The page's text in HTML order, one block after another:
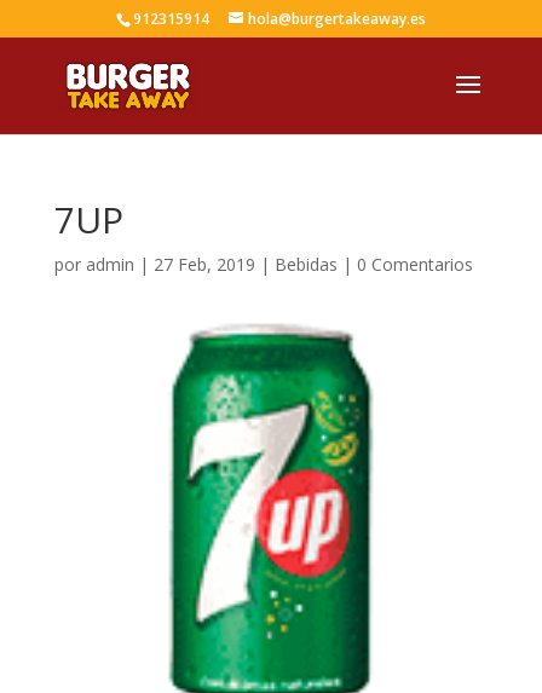
912315914 hola@burgertakeaway.es
7UP
por admin | 27 Feb, 2019 | Bebidas | 0 Comentarios